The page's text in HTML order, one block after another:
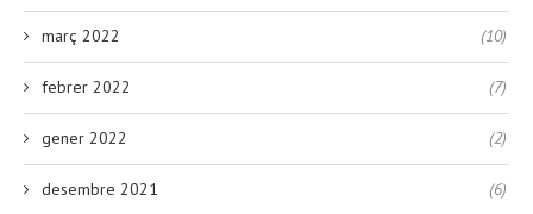
març 2022 (10)
febrer 2022 (7)
gener 2022 (2)
desembre 2021 (6)